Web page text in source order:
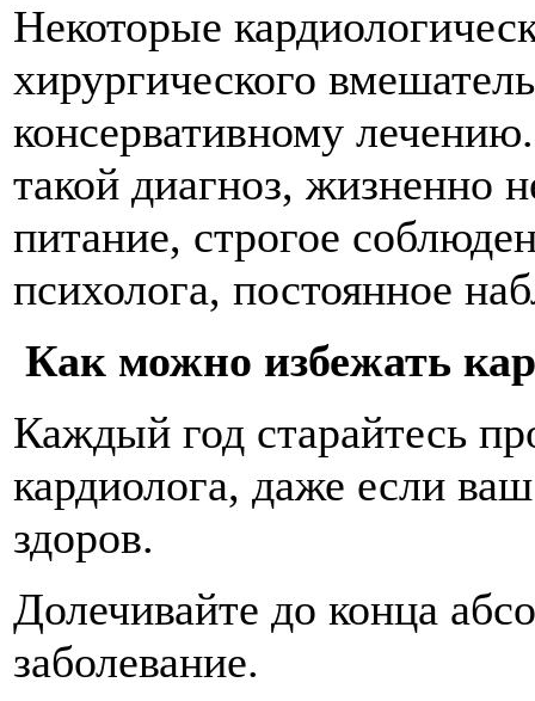
Некоторые
хирургического
консервативному
такой диагноз, жизненно
питание, строгое
психолога, постоянное
Как можно избежать
Каждый год старайтесь
кардиолога, даже если
здоров.
Долечивайте до конца
заболевание.